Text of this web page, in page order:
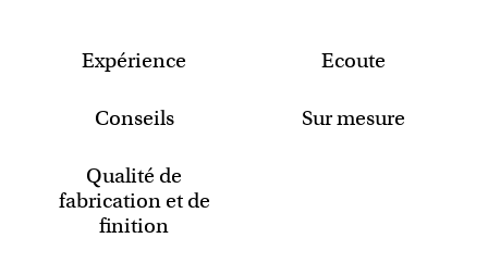
Expérience Ecoute
Conseils Sur mesure
Qualité de
fabrication et de
finition